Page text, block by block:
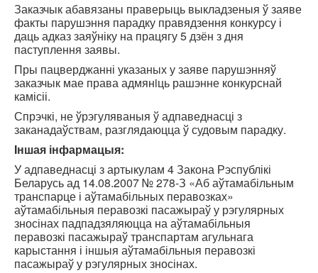
Заказчык абавязаны праверыць выкладзеныя ў заяве
факты парушэння парадку правядзення конкурсу і
даць адказ заяўніку на працягу 5 дзён з дня
паступлення заявы.
Пры пацверджанні указаных у заяве парушэнняў
заказчык мае права адмянiць рашэнне конкурснай
камісіі.
Спрэчкі, не ўрэгуляваныя ў адпаведнасці з
заканадаўствам, разглядаюцца ў судовым парадку.
Iншая інфармацыя:
У адпаведнасці з артыкулам 4 Закона Рэспублікі
Беларусь ад 14.08.2007 № 278-З «Аб аўтамабільным
транспарце і аўтамабільных перавозках»
аўтамабільныя перавозкі пасажыраў у рэгулярных
зносінах падпадзяляюцца на аўтамабільныя
перавозкі пасажыраў транспартам агульнага
карыстання і іншыя аўтамабільныя перавозкі
пасажыраў у рэгулярных зносінах.